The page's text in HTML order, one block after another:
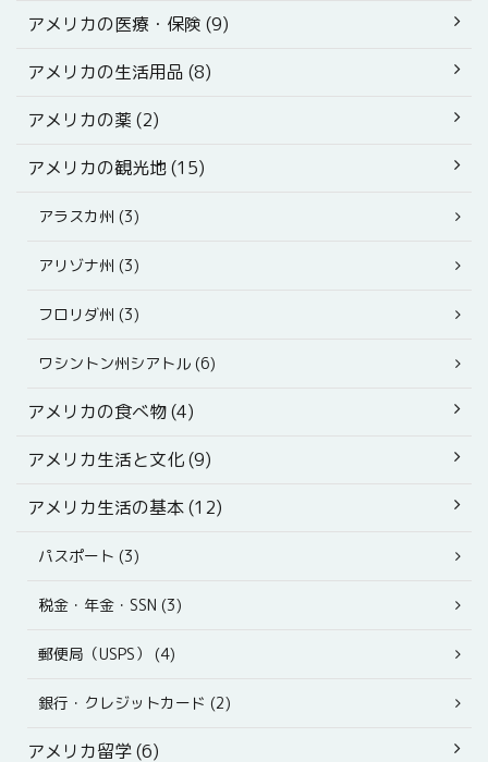
アメリカの医療・保険 (9)
アメリカの生活用品 (8)
アメリカの薬 (2)
アメリカの観光地 (15)
アラスカ州 (3)
アリゾナ州 (3)
フロリダ州 (3)
ワシントン州シアトル (6)
アメリカの食べ物 (4)
アメリカ生活と文化 (9)
アメリカ生活の基本 (12)
パスポート (3)
税金・年金・SSN (3)
郵便局（USPS） (4)
銀行・クレジットカード (2)
アメリカ留学 (6)